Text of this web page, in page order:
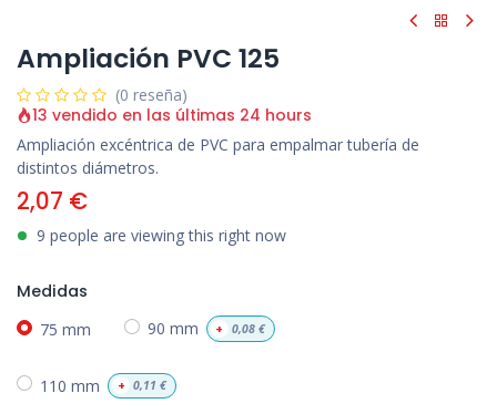
Ampliación PVC 125
(0 reseña)
13 vendido en las últimas 24 hours
Ampliación excéntrica de PVC para empalmar tubería de
distintos diámetros.
2,07 €
9 people are viewing this right now
Medidas
75 mm 90 mm + 0,08€
110 mm + 0,11 €